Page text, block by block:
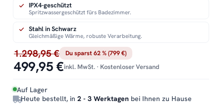
1.298,95 € Du sparst 62 % (799 €)
499,95 €inkl. MwSt. · Kostenloser Versand
Auf Lager
Heute bestellt, in 2 - 3 Werktagen bei Ihnen zu Hause
IPX4-geschützt
Spritzwassergeschützt fürs Badezimmer.
Stahl in Schwarz
Gleichmäßige Wärme, robuste Verarbeitung.